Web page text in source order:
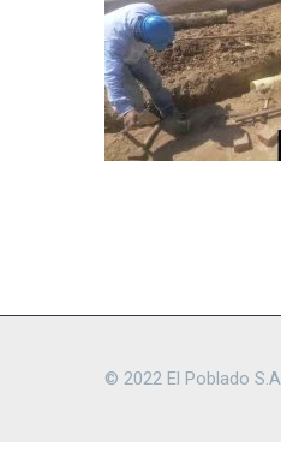
© 2022 El Poblado S.A.